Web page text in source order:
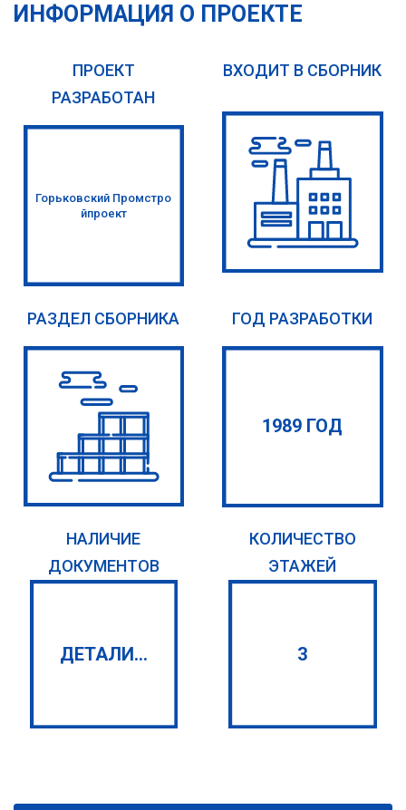
ИНФОРМАЦИЯ О ПРОЕКТЕ
ПРОЕКТ
РАЗРАБОТАН
Горьковский Промстро
йпроект
ВХОДИТ В СБОРНИК
РАЗДЕЛ СБОРНИКА ГОД РАЗРАБОТКИ
1989 ГОД
НАЛИЧИЕ
ДОКУМЕНТОВ
ДЕТАЛИ...
КОЛИЧЕСТВО
ЭТАЖЕЙ
3